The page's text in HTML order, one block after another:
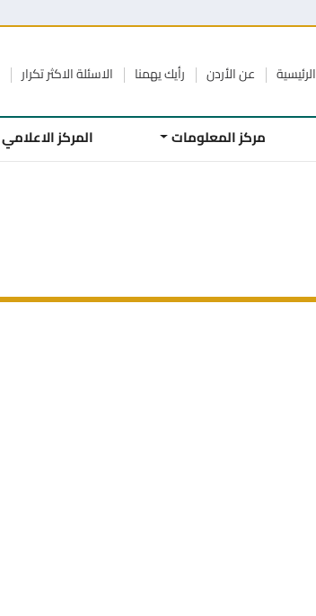
الرئيسية عن الأردن رأيك يهمنا الاسئلة الاكثر تكرار
مركز المعلومات المركز الاعلامي